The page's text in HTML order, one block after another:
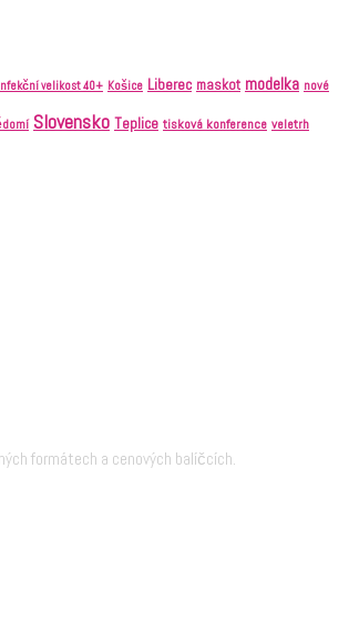
velikost 40+ Košice Liberec maskot modelka nové
Slovensko Teplice tisková konference veletrh
formátech a cenových balíčcích.